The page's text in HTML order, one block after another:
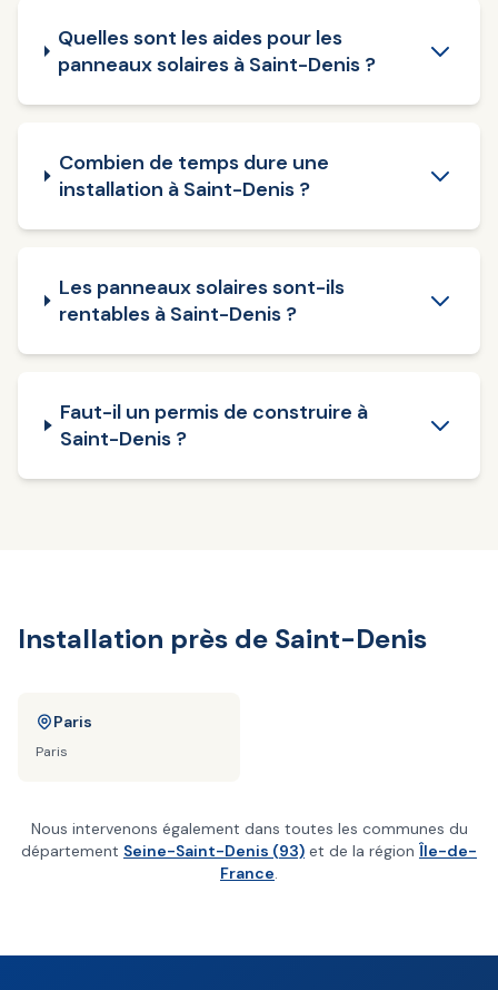
Quelles sont les aides pour les
panneaux solaires à Saint-Denis ?
Combien de temps dure une
installation à Saint-Denis ?
Les panneaux solaires sont-ils
rentables à Saint-Denis ?
Faut-il un permis de construire à
Saint-Denis ?
Installation près de Saint-Denis
Paris
Paris
Nous intervenons également dans toutes les communes du
département Seine-Saint-Denis (93) et de la région Île-de-
France.